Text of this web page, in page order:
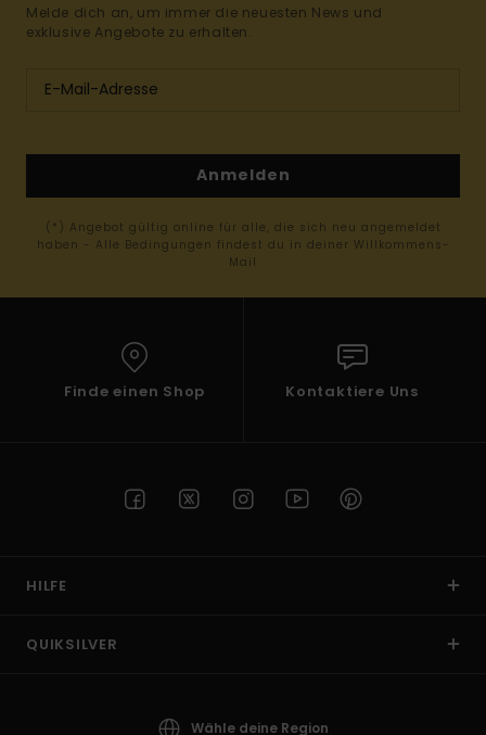
Melde dich an, um immer die neuesten News und
exklusive Angebote zu erhalten.
Anmelden
(*) Angebot gültig online für alle, die sich neu angemeldet
haben - Alle Bedingungen findest du in deiner Willkommens-
Mail
Finde einen Shop Kontaktiere Uns
HILFE
QUIKSILVER
Wähle deine Region